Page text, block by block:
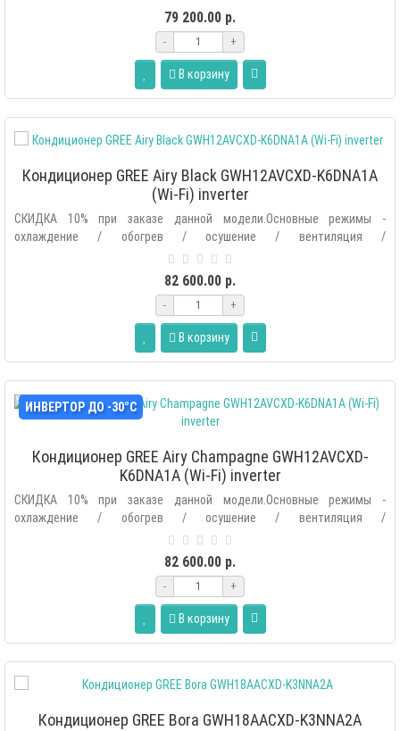
79 200.00 р.
- +
В корзину
Кондиционер GREE Airy Black GWH12AVCXD-K6DNA1A
(Wi-Fi) inverter
СКИДКА 10% при заказе данной модели.Основные режимы -
охлаждение / обогрев / осушение / вентиляция /
автоматический.Дополнительные р..
82 600.00 р.
- +
В корзину
ИНВЕРТОР ДО -30°С
Кондиционер GREE Airy Champagne GWH12AVCXD-
K6DNA1A (Wi-Fi) inverter
СКИДКА 10% при заказе данной модели.Основные режимы -
охлаждение / обогрев / осушение / вентиляция /
автоматический.Дополнительные р..
82 600.00 р.
- +
В корзину
Кондиционер GREE Bora GWH18AACXD-K3NNA2A